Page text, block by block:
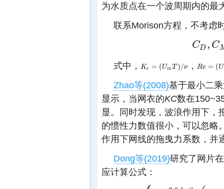
为水质点在一个波周期内的最
联系Morison方程，不考虑
CD , C
CD,C M =f[K
式中， Kc = (UmT )/ν
Kc= (U m T)/ν ， Re = (U
Re=(U m
Zhao等(2008)基于最小二
显示，当网衣的KC数在
显。同时发现，波浪作用下，
的惯性力数值很小，可以忽略
作用下网线的拖曳力系数，并
Dong等(2019)研究了网片
应计算公式：